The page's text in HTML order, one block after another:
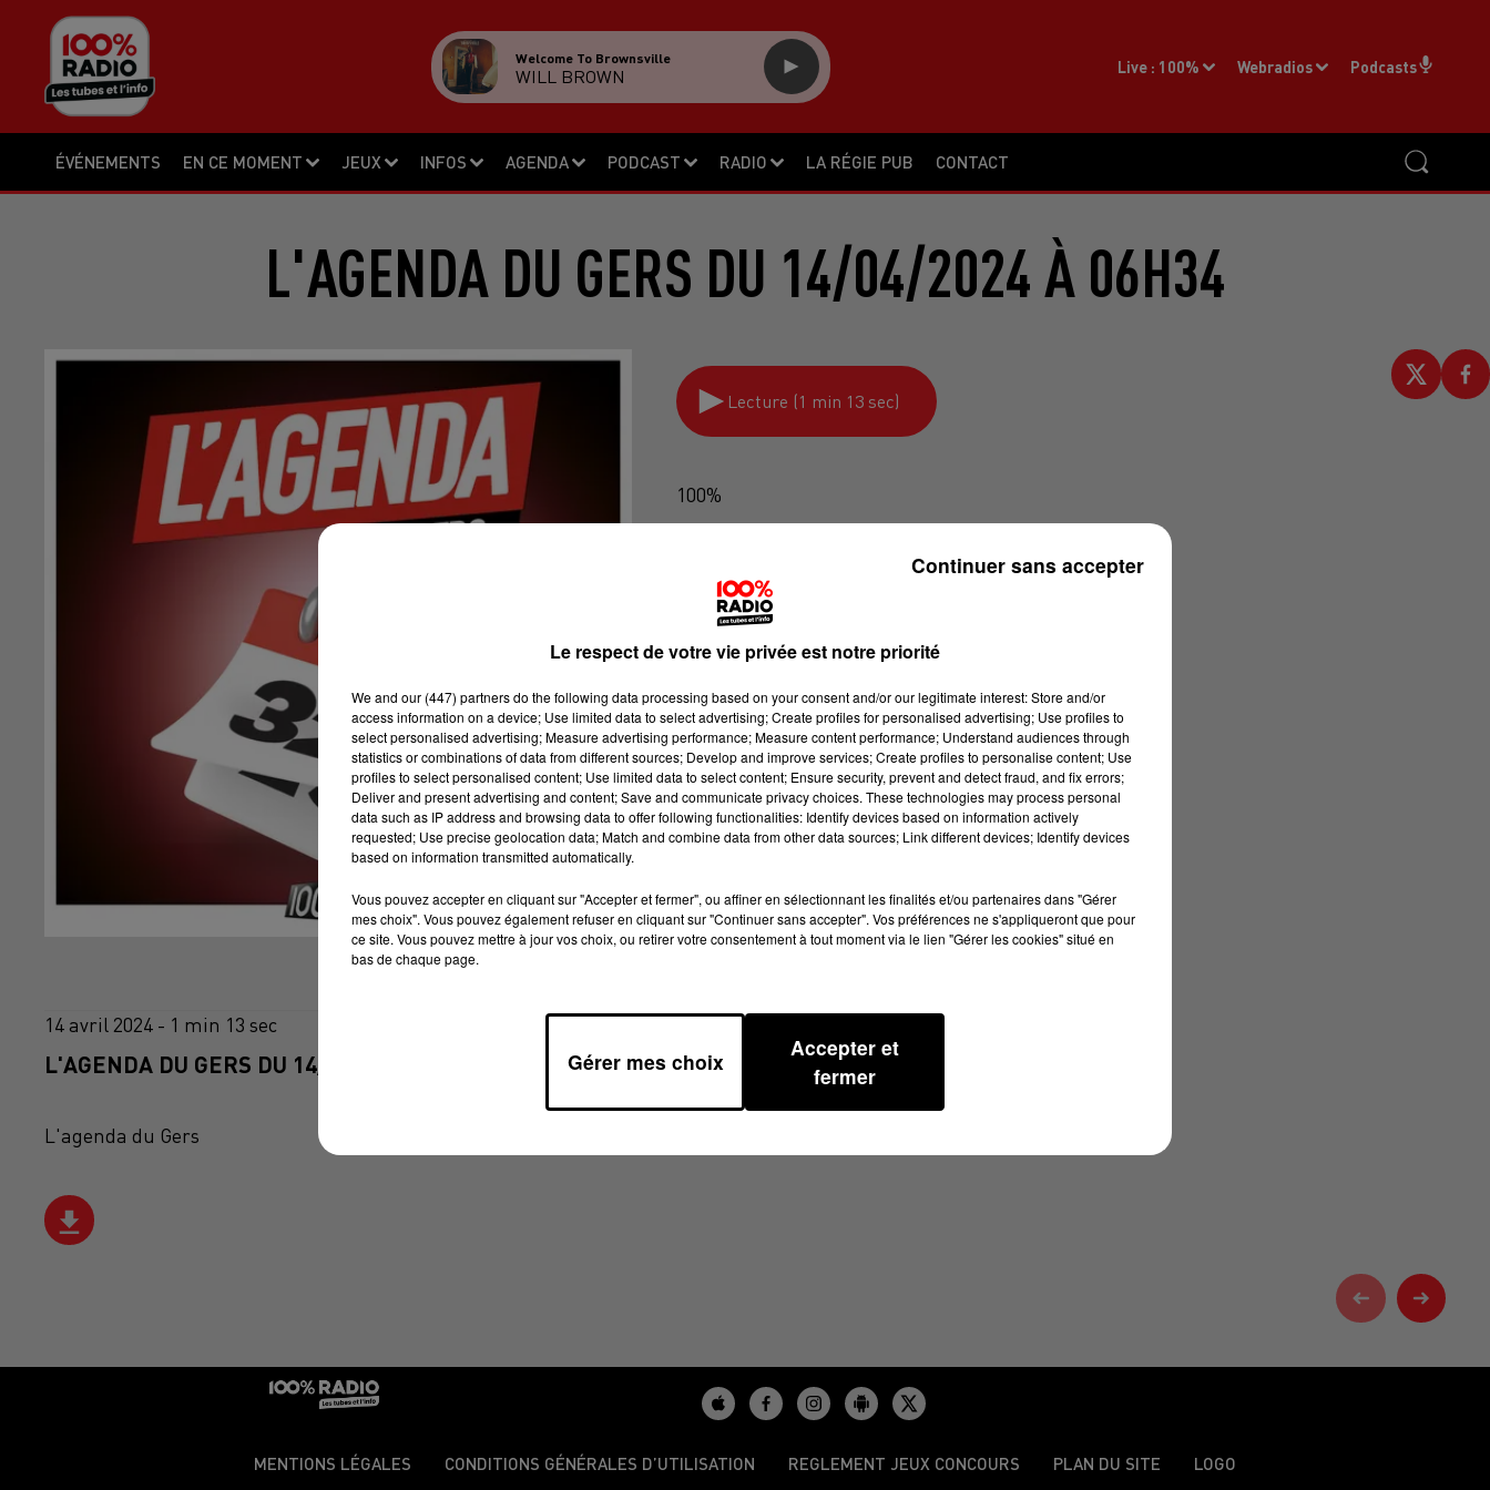
ÉVÉNEMENTS EN CE MOMENT JEUX INFOS AGENDA PODCAST RADIO LA RÉGIE PUB CONTACT
Live : 100% Webradios Podcasts
Welcome To Brownsville
WILL BROWN
L'AGENDA DU GERS DU 14/04/2024 À 06H34
Lecture (1 min 13 sec)
100%
14 avril 2024 - 1 min 13 sec
L'AGENDA DU GERS DU 14/04/2024 À 06H34
L'agenda du Gers
MENTIONS LÉGALES CONDITIONS GÉNÉRALES D’UTILISATION REGLEMENT JEUX CONCOURS PLAN DU SITE LOGO
Le respect de votre vie privée est notre priorité
We and our (447) partnersdo the following data processing based on your consent and/or our legitimate interest: Store and/or
access information on a device; Use limited data to select advertising; Create profiles for personalised advertising; Use profiles to
select personalised advertising; Measure advertising performance; Measure content performance; Understand audiences through
statistics or combinations of data from different sources; Develop and improve services; Create profiles to personalise content; Use
profiles to select personalised content; Use limited data to select content; Ensure security, prevent and detect fraud, and fix errors;
Deliver and present advertising and content; Save and communicate privacy choices. These technologies may process personal
data such as IP address and browsing data to offer following functionalities: Identify devices based on information actively
requested; Use precise geolocation data; Match and combine data from other data sources; Link different devices; Identify devices
based on information transmitted automatically.
Vous pouvez accepter en cliquant sur "Accepter et fermer", ou affiner en sélectionnant les finalités et/ou partenaires dans "Gérer
mes choix". Vous pouvez également refuser en cliquant sur "Continuer sans accepter". Vos préférences ne s'appliqueront que pour
ce site. Vous pouvez mettre à jour vos choix, ou retirer votre consentement à tout moment via le lien "Gérer les cookies" situé en
bas de chaque page.
Gérer mes choix
Accepter et
fermer
Continuer sans accepter